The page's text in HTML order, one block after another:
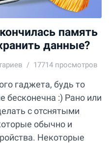
память
данные?
17714 просмотров
гаджета, будь то
бесконечна :) Рано или
с отснятыми
обычно и
Некоторые